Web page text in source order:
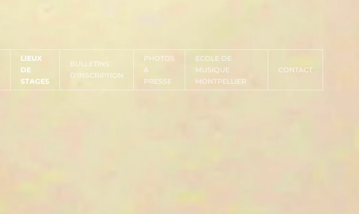
LIEUX
DE
STAGES
BULLETINS
D'INSCRIPTION
PHOTOS
&
PRESSE
ECOLE DE
MUSIQUE
MONTPELLIER
CONTACT